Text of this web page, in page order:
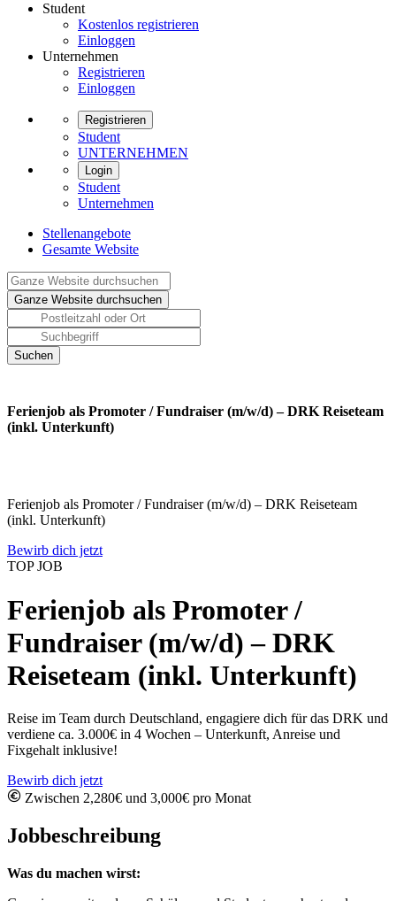
Student
Kostenlos registrieren
Einloggen
Unternehmen
Registrieren
Einloggen
Registrieren
Student
UNTERNEHMEN
Login
Student
Unternehmen
Stellenangebote
Gesamte Website
Ferienjob als Promoter / Fundraiser (m/w/d) – DRK Reiseteam
(inkl. Unterkunft)
Ferienjob als Promoter / Fundraiser (m/w/d) – DRK Reiseteam
(inkl. Unterkunft)
Bewirb dich jetzt
TOP JOB
Ferienjob als Promoter /
Fundraiser (m/w/d) – DRK
Reiseteam (inkl. Unterkunft)
Reise im Team durch Deutschland, engagiere dich für das DRK und
verdiene ca. 3.000€ in 4 Wochen – Unterkunft, Anreise und
Fixgehalt inklusive!
Bewirb dich jetzt
Zwischen 2,280€ und 3,000€ pro Monat
Jobbeschreibung
Was du machen wirst: